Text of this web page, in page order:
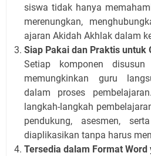
siswa tidak hanya
merenungkan,
ajaran Akidah Akhlak dalam
Siap Pakai dan Praktis untuk
Setiap komponen
memungkinkan guru
dalam proses
langkah-langkah
pendukung, asesmen,
diaplikasikan tanpa harus
Tersedia dalam Format Word